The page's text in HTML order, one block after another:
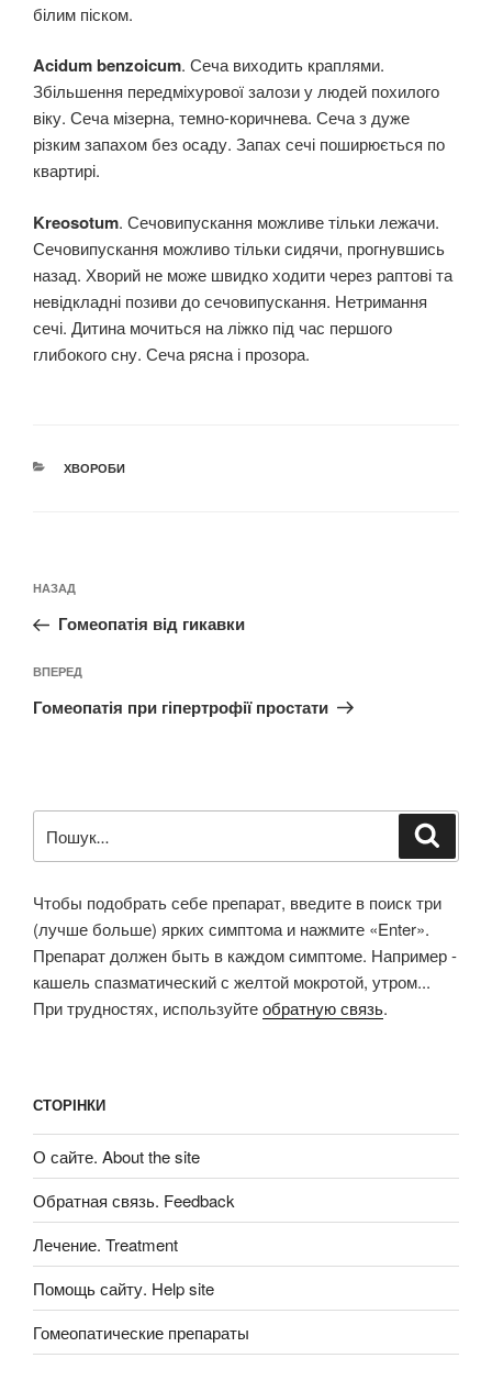
білим піском.
Acidum benzoicum. Сеча виходить краплями.
Збільшення передміхурової залози у людей похилого
віку. Сеча мізерна, темно-коричнева. Сеча з дуже
різким запахом без осаду. Запах сечі поширюється по
квартирі.
Kreosotum. Сечовипускання можливе тільки лежачи.
Сечовипускання можливо тільки сидячи, прогнувшись
назад. Хворий не може швидко ходити через раптові та
невідкладні позиви до сечовипускання. Нетримання
сечі. Дитина мочиться на ліжко під час першого
глибокого сну. Сеча рясна і прозора.
КАТЕГОРІЇ
ХВОРОБИ
записів
Попередній
запис:
НАЗАД
Гомеопатія від гикавки
Наступний
запис
ВПЕРЕД
Гомеопатія при гіпертрофії простати
за
Чтобы подобрать себе препарат, введите в поиск три
(лучше больше) ярких симптома и нажмите «Enter».
Препарат должен быть в каждом симптоме. Например -
кашель спазматический с желтой мокротой, утром...
При трудностях, используйтеобратную связь.
СТОРІНКИ
О сайте. About the site
Обратная связь. Feedback
Лечение. Treatment
Помощь сайту. Help site
Гомеопатические препараты